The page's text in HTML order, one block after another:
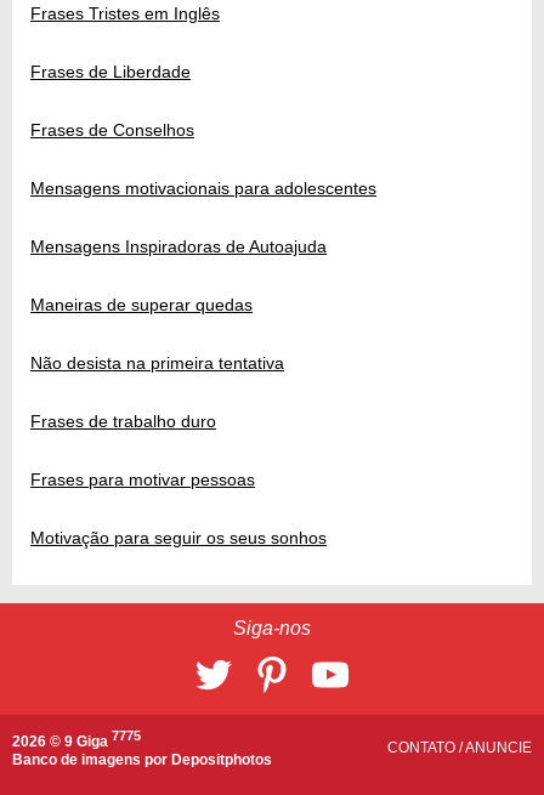
Frases Tristes em Inglês
Frases de Liberdade
Frases de Conselhos
Mensagens motivacionais para adolescentes
Mensagens Inspiradoras de Autoajuda
Maneiras de superar quedas
Não desista na primeira tentativa
Frases de trabalho duro
Frases para motivar pessoas
Motivação para seguir os seus sonhos
Siga-nos
2026 © 9 Giga 7775
Banco de imagens por Depositphotos
CONTATO /ANUNCIE